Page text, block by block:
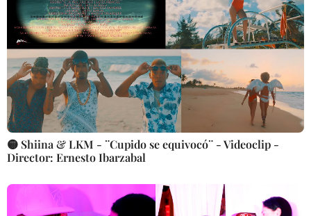
🟡 Shiina & LKM - ¨Cupido se equivocó¨ - Videoclip -
Director: Ernesto Ibarzabal